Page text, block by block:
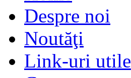
Despre noi
Noutăţi
Link-uri utile